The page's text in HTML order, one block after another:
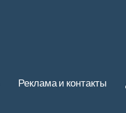
Реклама и контакты